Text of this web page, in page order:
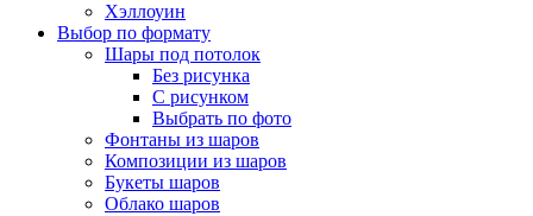
Хэллоуин
Выбор по формату
Шары под потолок
Без рисунка
С рисунком
Выбрать по фото
Фонтаны из шаров
Композиции из шаров
Букеты шаров
Облако шаров